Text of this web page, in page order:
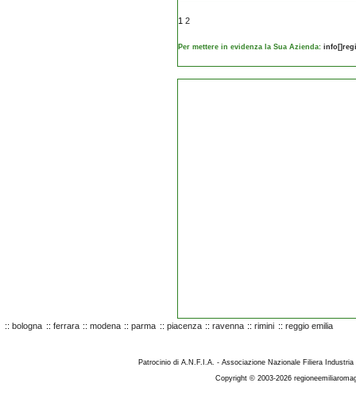
1 2
Per mettere in evidenza la Sua Azienda:
:: bologna :: ferrara :: modena :: parma :: piacenza :: ravenna :: rimini :: reggio emilia
Patrocinio di A.N.F.I.A. - Associazione Nazionale Filiera
Copyright © 2003-2026